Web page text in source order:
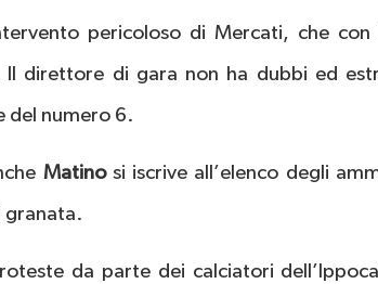
pericoloso di Mercati, che
Il direttore di gara non ha dubbi ed
del numero 6.
Matinosi iscrive all’elenco degli
granata.
da parte dei calciatori